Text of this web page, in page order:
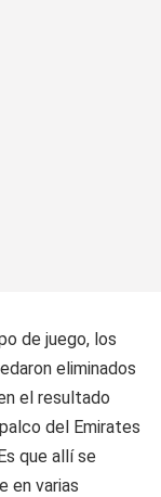
de juego, los
eliminados
el resultado
del Emirates
que allí se
en varias